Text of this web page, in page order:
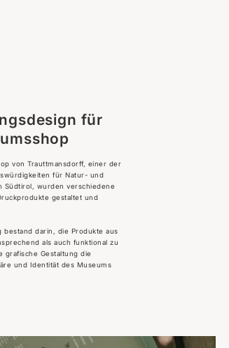
für
von Trauttmansdorff, einer der
für Natur- und
Südtirol, wurden verschiedene
gestaltet und
bestand darin, die Produkte aus
als auch funktional zu
grafische Gestaltung die
und Identität des Museums